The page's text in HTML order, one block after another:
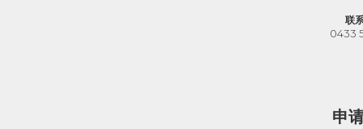
联
0433
申